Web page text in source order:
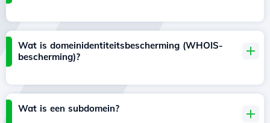
Wat is domeinidentiteitsbescherming (WHOIS-
bescherming)?
Wat is een subdomein?